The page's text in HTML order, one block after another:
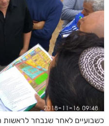
כשבועיים לאחר שנבחר לראשות